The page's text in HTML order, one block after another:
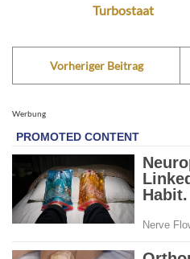
Turbostaat
Vorheriger Beitrag
Werbung